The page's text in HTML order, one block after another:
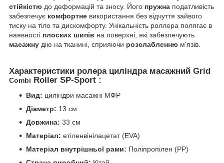
стійкістю до деформацій та зносу. Його пружна податливість
забезпечує комфортне використання без відчуття зайвого
тиску на тіло та дискомфорту. Унікальність роллера полягає в
наявності плоских шипів на поверхні, які забезпечують
масажну дію на тканині, сприяючи розслабленню м'язів.
Характеристики ролера циліндра масажний Grid
Combi Roller SP-Sport :
Вид: циліндри масажні МФР
Діаметр: 13 см
Довжина: 33 см
Матеріал: етіленвінілацетат (EVA)
Матеріал внутрішньої рами: Поліпропілен (PP)